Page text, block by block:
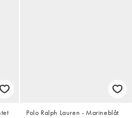
Polo Ralph Lauren - Marineblåt